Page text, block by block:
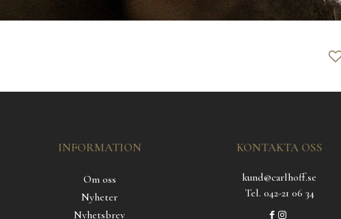
INFORMATION
Om oss
Nyheter
Nyhetsbrev
KONTAKTA OSS
kund@carlhoff.se
Tel. 042-21 06 34